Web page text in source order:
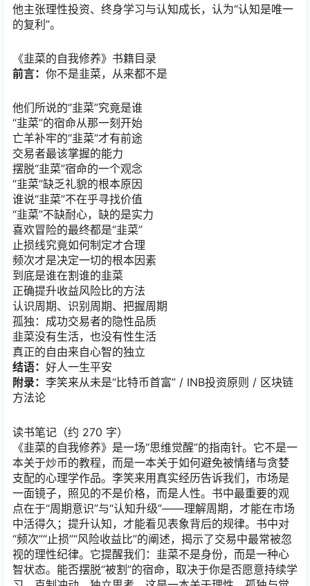
他主张理性投资、终身学习与认知成长，认为“认知是唯一
的复利”。
《韭菜的自我修养》书籍目录
前言： 你不是韭菜，从来都不是
他们所说的“韭菜”究竟是谁
“韭菜”的宿命从那一刻开始
亡羊补牢的“韭菜”才有前途
交易者最该掌握的能力
摆脱“韭菜”宿命的一个观念
“韭菜”缺乏礼貌的根本原因
谁说“韭菜”不在乎寻找价值
“韭菜”不缺耐心，缺的是实力
喜欢冒险的最终都是“韭菜”
止损线究竟如何制定才合理
频次才是决定一切的根本因素
到底是谁在割谁的韭菜
正确提升收益风险比的方法
认识周期、识别周期、把握周期
孤独：成功交易者的隐性品质
韭菜没有生活，也没有性生活
真正的自由来自心智的独立
结语： 好人一生平安
附录： 李笑来从未是“比特币首富” / INB投资原则 / 区块链
方法论
读书笔记（约 270 字）
《韭菜的自我修养》是一场“思维觉醒”的指南针。它不是一
本关于炒币的教程，而是一本关于如何避免被情绪与贪婪
支配的心理学作品。李笑来用真实经历告诉我们，市场是
一面镜子，照见的不是价格，而是人性。书中最重要的观
点在于“周期意识”与“认知升级”——理解周期，才能在市场
中活得久；提升认知，才能看见表象背后的规律。书中对
“频次”“止损”“风险收益比”的阐述，揭示了交易中最常被忽
视的理性纪律。它提醒我们：韭菜不是身份，而是一种心
智状态。能否摆脱“被割”的宿命，取决于你是否愿意持续学